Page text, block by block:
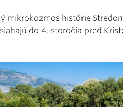
mikrokozmos histórie
do 4. storočia pred